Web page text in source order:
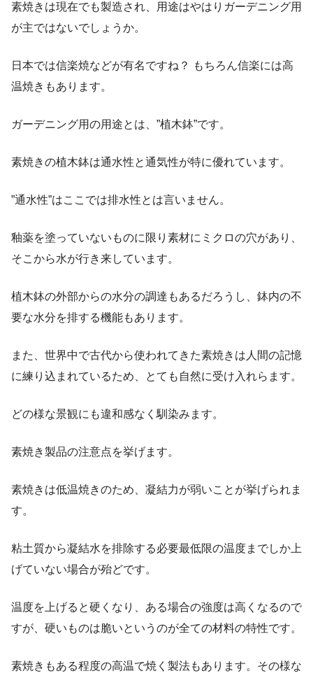
素焼きは現在でも製造され、用途はやはりガーデニング用
が主ではないでしょうか。
日本では信楽焼などが有名ですね？ もちろん信楽には高
温焼きもあります。
ガーデニング用の用途とは、”植木鉢”です。
素焼きの植木鉢は通水性と通気性が特に優れています。
”通水性”はここでは排水性とは言いません。
釉薬を塗っていないものに限り素材にミクロの穴があり、
そこから水が行き来しています。
植木鉢の外部からの水分の調達もあるだろうし、鉢内の不
要な水分を排する機能もあります。
また、世界中で古代から使われてきた素焼きは人間の記憶
に練り込まれているため、とても自然に受け入れらます。
どの様な景観にも違和感なく馴染みます。
素焼き製品の注意点を挙げます。
素焼きは低温焼きのため、凝結力が弱いことが挙げられま
す。
粘土質から凝結水を排除する必要最低限の温度までしか上
げていない場合が殆どです。
温度を上げると硬くなり、ある場合の強度は高くなるので
すが、硬いものは脆いというのが全ての材料の特性です。
素焼きもある程度の高温で焼く製法もあります。その様な